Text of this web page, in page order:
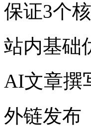
保证3个
站内基础
AI文章撰
外链发布